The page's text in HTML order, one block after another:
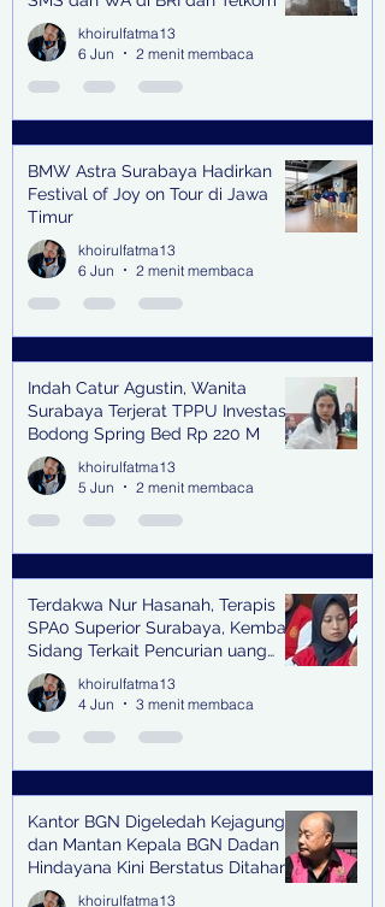
khoirulfatma13
6 Jun
2 menit membaca
BMW Astra Surabaya Hadirkan
Festival of Joy on Tour di Jawa
Timur
khoirulfatma13
6 Jun
2 menit membaca
Indah Catur Agustin, Wanita
Surabaya Terjerat TPPU Investasi
Bodong Spring Bed Rp 220 M
khoirulfatma13
5 Jun
2 menit membaca
Terdakwa Nur Hasanah, Terapis
SPA0 Superior Surabaya, Kembali
Sidang Terkait Pencurian uang
senilai Rp1,285 M di PN Surabaya
khoirulfatma13
4 Jun
3 menit membaca
Kantor BGN Digeledah Kejagung
dan Mantan Kepala BGN Dadan
Hindayana Kini Berstatus Ditahan
khoirulfatma13